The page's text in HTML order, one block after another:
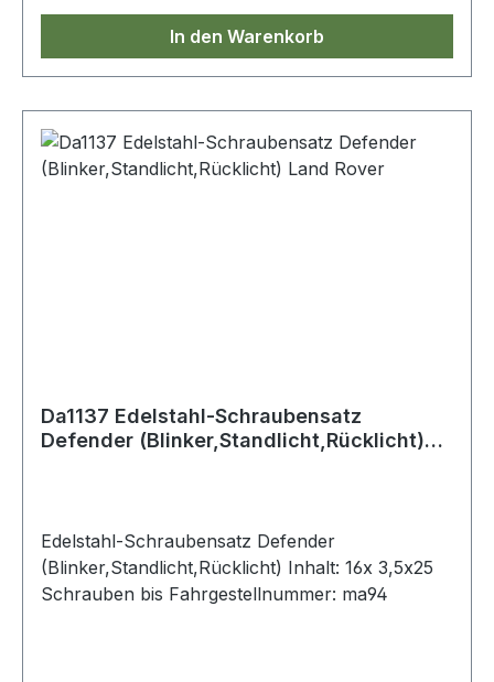
In den Warenkorb
Da1137 Edelstahl-Schraubensatz
Defender (Blinker,Standlicht,Rücklicht)
Edelstahl-Schraubensatz Defender
(Blinker,Standlicht,Rücklicht) Inhalt: 16x 3,5x25
Schrauben bis Fahrgestellnummer: ma94